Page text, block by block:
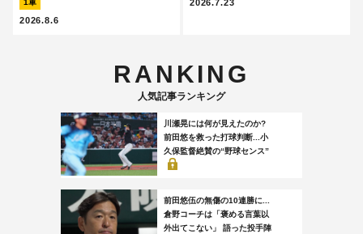
1軍
2026.8.6
2026.7.23
RANKING
人気記事ランキング
川瀬晃には何が見えたのか?
前田悠を救った打球判断...小
久保監督絶賛の“野球センス”
前田悠伍の無傷の10連勝に...
倉野コーチは「褒める言葉以
外出てこない」 語った投手陣